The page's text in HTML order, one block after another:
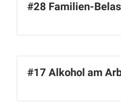
#28 Familien-
#17 Alkohol am